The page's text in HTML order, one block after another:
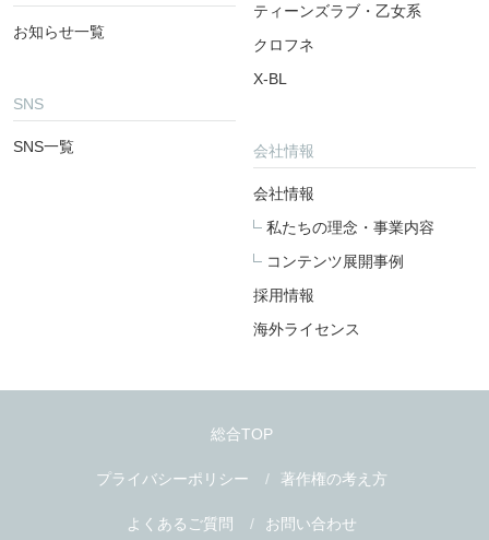
お知らせ一覧
SNS
SNS一覧
ティーンズラブ・乙女系
クロフネ
X-BL
会社情報
会社情報
私たちの理念・事業内容
コンテンツ展開事例
採用情報
海外ライセンス
総合TOP
プライバシーポリシー 著作権の考え方
よくあるご質問 お問い合わせ